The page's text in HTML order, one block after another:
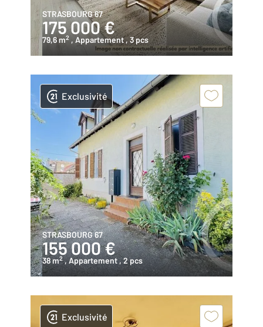
STRASBOURG 67
175 000 €
79,6 m2 , Appartement, 3 pcs
Exclusivité
STRASBOURG 67
155 000 €
38 m2 , Appartement, 2 pcs
Exclusivité